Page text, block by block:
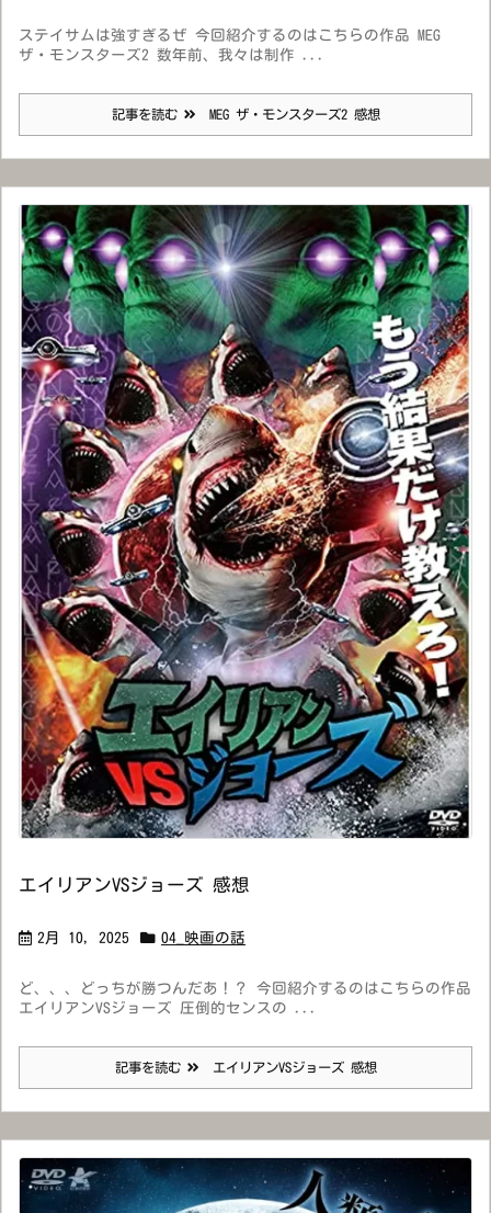
ステイサムは強すぎるぜ 今回紹介するのはこちらの作品 MEG
ザ・モンスターズ2 数年前、我々は制作 ...
記事を読む MEG ザ・モンスターズ2 感想
エイリアンVSジョーズ 感想
2月 10, 2025 04_映画の話
ど、、、どっちが勝つんだあ！？ 今回紹介するのはこちらの作品
エイリアンVSジョーズ 圧倒的センスの ...
記事を読む エイリアンVSジョーズ 感想